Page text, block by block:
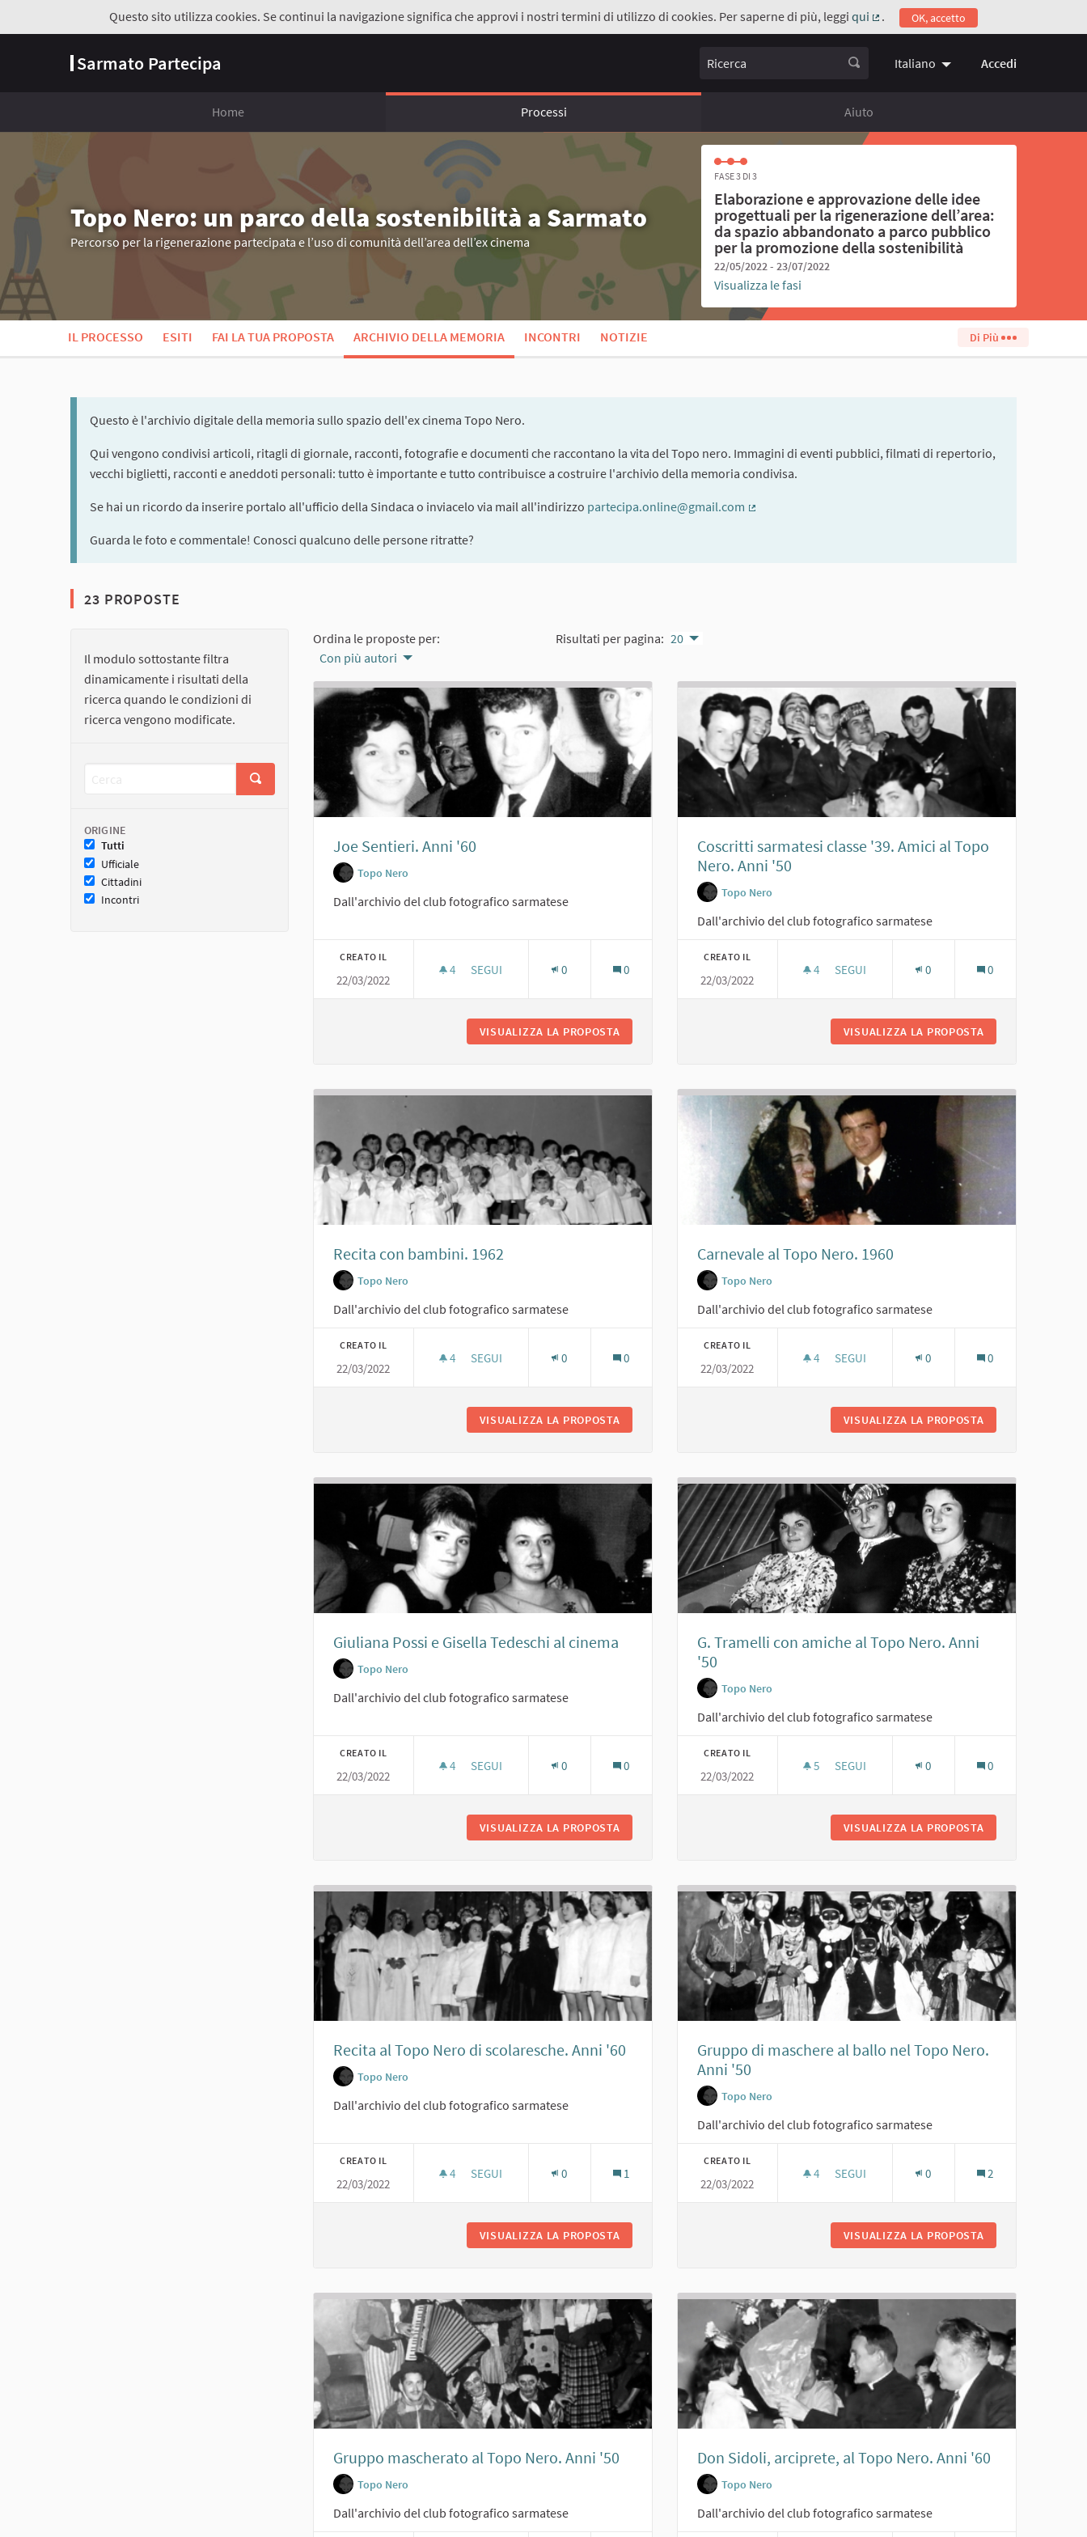
Questo sito utilizza cookies. Se continui la navigazione significa che approvi i nostri termini di utilizzo di cookies. Per saperne di più, leggi qui
(Collegamento esterno)
. OK, accetto
Sarmato Partecipa Ricerca Italiano Choose language
Accedi
Home Processi Aiuto
Topo Nero: un parco della sostenibilità a Sarmato
Percorso per la rigenerazione partecipata e l’uso di comunità dell’area dell’ex cinema
FASE 3 DI 3
Elaborazione e approvazione delle idee
progettuali per la rigenerazione dell’area:
da spazio abbandonato a parco pubblico
per la promozione della sostenibilità
22/05/2022 - 23/07/2022
Visualizza le fasi
IL PROCESSO ESITI FAI LA TUA PROPOSTA ARCHIVIO DELLA MEMORIA INCONTRI NOTIZIE Di Più
Questo è l'archivio digitale della memoria sullo spazio dell'ex cinema Topo Nero.
Qui vengono condivisi articoli, ritagli di giornale, racconti, fotografie e documenti che raccontano la vita del Topo nero. Immagini di eventi pubblici, filmati di repertorio,
vecchi biglietti, racconti e aneddoti personali: tutto è importante e tutto contribuisce a costruire l'archivio della memoria condivisa.
Se hai un ricordo da inserire portalo all'ufficio della Sindaca o inviacelo via mail all'indirizzo partecipa.online@gmail.com
Guarda le foto e commentale! Conosci qualcuno delle persone ritratte?
23 PROPOSTE
Il modulo sottostante filtra
dinamicamente i risultati della
ricerca quando le condizioni di
ricerca vengono modificate.
ORIGINE
Tutti
Ufficiale
Cittadini
Incontri
Ordina le proposte per:
Con più autori
Risultati per pagina: 20
Joe Sentieri. Anni '60
Topo Nero
Dall'archivio del club fotografico sarmatese
CREATO IL
22/03/2022
4 4 SOSTENITORI
SEGUI 0 0
VISUALIZZA LA PROPOSTA
Coscritti sarmatesi classe '39. Amici al Topo
Nero. Anni '50
Topo Nero
Dall'archivio del club fotografico sarmatese
CREATO IL
22/03/2022
4 4 SOSTENITORI
SEGUI 0 0
VISUALIZZA LA PROPOSTA
Recita con bambini. 1962
Topo Nero
Dall'archivio del club fotografico sarmatese
CREATO IL
22/03/2022
4 4 SOSTENITORI
SEGUI 0 0
VISUALIZZA LA PROPOSTA
Carnevale al Topo Nero. 1960
Topo Nero
Dall'archivio del club fotografico sarmatese
CREATO IL
22/03/2022
4 4 SOSTENITORI
SEGUI 0 0
VISUALIZZA LA PROPOSTA
Giuliana Possi e Gisella Tedeschi al cinema
Topo Nero
Dall'archivio del club fotografico sarmatese
CREATO IL
22/03/2022
4 4 SOSTENITORI
SEGUI
GIULIANA POSSI E GISELLA TEDESCHI AL CINEMA
0 0
VISUALIZZA LA PROPOSTA GIULIANA POSSI E GISELLA TEDESCHI AL CINEMA
G. Tramelli con amiche al Topo Nero. Anni
'50
Topo Nero
Dall'archivio del club fotografico sarmatese
CREATO IL
22/03/2022
5 5 SOSTENITORI
SEGUI 0 0
VISUALIZZA LA PROPOSTA
Recita al Topo Nero di scolaresche. Anni '60
Topo Nero
Dall'archivio del club fotografico sarmatese
CREATO IL
22/03/2022
4 4 SOSTENITORI
SEGUI
RECITA AL TOPO NERO DI SCOLARESCHE. ANNI '60
0 1
VISUALIZZA LA PROPOSTA RECITA AL TOPO NERO DI SCOLARESCHE. ANNI '60
Gruppo di maschere al ballo nel Topo Nero.
Anni '50
Topo Nero
Dall'archivio del club fotografico sarmatese
CREATO IL
22/03/2022
4 4 SOSTENITORI
SEGUI 0 2
VISUALIZZA LA PROPOSTA
Gruppo mascherato al Topo Nero. Anni '50
Topo Nero
Dall'archivio del club fotografico sarmatese
Don Sidoli, arciprete, al Topo Nero. Anni '60
Topo Nero
Dall'archivio del club fotografico sarmatese